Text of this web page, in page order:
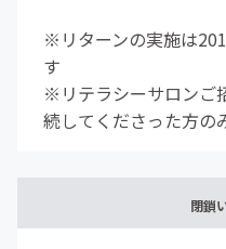
※リターンの実施は
す
※リテラシーサロンご
続してくださった方の
閉鎖